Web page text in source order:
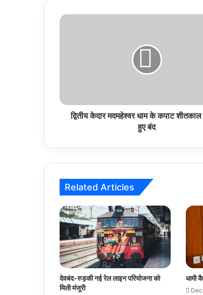
द्वितीय
लिए
द्वितीय केदार मदमहेश्वर धाम के कपाट
हुए बंद
Related Articles
देवबंद-रुड़की नई रेल लाइन परियोजना को
मिली मंजूरी
धामी